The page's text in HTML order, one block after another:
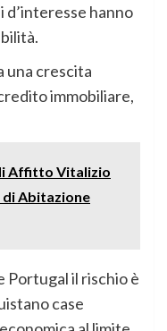
d’interesse hanno
una crescita
immobiliare,
Affitto Vitalizio
Abitazione
Portugal il rischio è
case